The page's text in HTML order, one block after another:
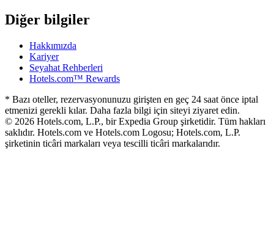
Diğer bilgiler
Hakkımızda
Kariyer
Seyahat Rehberleri
Hotels.com™ Rewards
* Bazı oteller, rezervasyonunuzu girişten en geç 24 saat önce iptal
etmenizi gerekli kılar. Daha fazla bilgi için siteyi ziyaret edin.
© 2026 Hotels.com, L.P., bir Expedia Group şirketidir. Tüm hakları
saklıdır. Hotels.com ve Hotels.com Logosu; Hotels.com, L.P.
şirketinin ticâri markaları veya tescilli ticâri markalarıdır.